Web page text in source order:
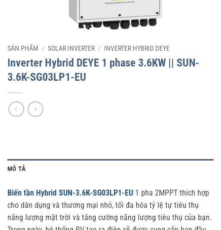
SẢN PHẨM / SOLAR INVERTER / INVERTER HYBRID DEYE
Inverter Hybrid DEYE 1 phase 3.6KW || SUN-
3.6K-SG03LP1-EU
MÔ TẢ
Biến tần Hybrid SUN-3.6K-SG03LP1-EU 1 pha 2MPPT thích hợp
cho dân dụng và thương mại nhỏ, tối đa hóa tỷ lệ tự tiêu thụ
năng lượng mặt trời và tăng cường năng lượng tiêu thụ của bạn.